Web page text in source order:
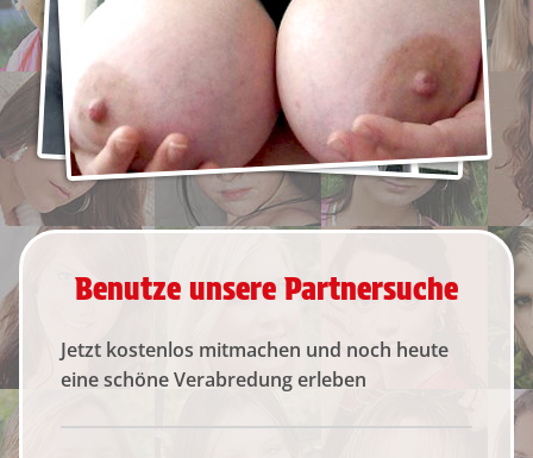
Benutze unsere Partnersuche
Jetzt kostenlos mitmachen und noch heute
eine schöne Verabredung erleben